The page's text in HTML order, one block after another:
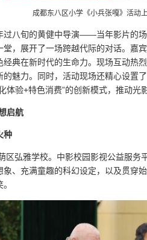
成都东八区小学《小兵张嘎》活动
过八旬的黄健中导演——当年影片的
，展开了一场跨越代际的对话。嘉
典在新时代的生命力。现场互动热
魅力。同时，活动现场还精心设置
体验+特色消费”的创新模式，推动光
启航
种
区弘雅学校。中影校园影视公益服
象、充满童趣的科幻设定，以及贯穿